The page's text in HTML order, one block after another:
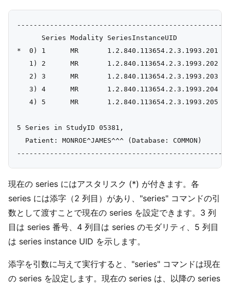
      Series Modality SeriesInstanceUID
*  0) 1      MR       1.2.840.113654.2.3.1993.201
   1) 2      MR       1.2.840.113654.2.3.1993.202
   2) 3      MR       1.2.840.113654.2.3.1993.203
   3) 4      MR       1.2.840.113654.2.3.1993.204
   4) 5      MR       1.2.840.113654.2.3.1993.205
5 Series in StudyID 05381,
  Patient: MONROE^JAMES^^^ (Database: COMMON)
現在の series にはアスタリスク (*) が付きます。各
series には添字（2 列目）があり、"series" コマンドの引
数として渡すことで現在の series を設定できます。3 列
目は series 番号、4 列目は series のモダリティ、5 列目
は series instance UID を示します。
添字を引数に与えて実行すると、"series" コマンドは現在
の series を設定します。現在の series は、以降の series